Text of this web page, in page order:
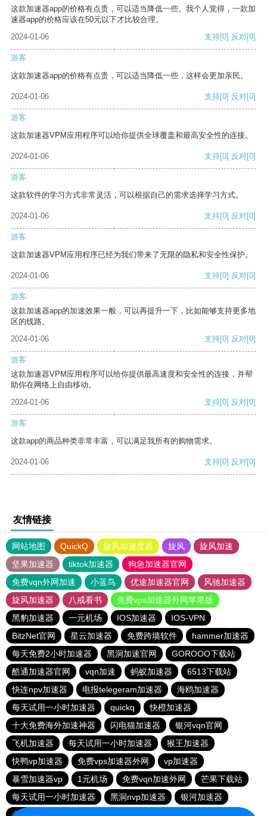
这款加速器app的价格有点贵，可以适当降低一些。我个人觉得，一款加
速器app的价格应该在50元以下才比较合理。
2024-01-06
支持[0] 反对[0]
游客
这款加速器app的价格有点贵，可以适当降低一些，这样会更加亲民。
2024-01-06 支持[0] 反对[0]
游客
这款加速器VPM应用程序可以给你提供全球覆盖和最高安全性的连接。
2024-01-06 支持[0] 反对[0]
游客
这款软件的学习方式非常灵活，可以根据自己的需求选择学习方式。
2024-01-06 支持[0] 反对[0]
游客
这款加速器VPM应用程序已经为我们带来了无限的隐私和安全性保护。
2024-01-06 支持[0] 反对[0]
游客
这款加速器app的加速效果一般，可以再提升一下，比如能够支持更多地
区的线路。
2024-01-06
支持[0] 反对[0]
游客
这款加速器VPM应用程序可以给你提供最高速度和安全性的连接，并帮
助你在网络上自由移动。
2024-01-06
支持[0] 反对[0]
游客
这款app的商品种类非常丰富，可以满足我所有的购物需求。
2024-01-06 支持[0] 反对[0]
友情链接
网站地图 QuickQ 旋风加速度器 旋风
旋风加速
坚果加速器
tiktok加速器
狗急加速器官网
免费vqn外网加速
小蓝鸟 优途加速器官网
风驰加速器
旋风加速器
八戒看书
免费vps加速器外网苹果版
黑豹加速器
一元机场 IOS加速器
IOS-VPN
BitzNet官网
星云加速器 免费跨墙软件
hammer加速器
每天免费2小时加速器
黑洞加速官网
GOROOO下载站
酷通加速器官网
vqn加速 蚂蚁加速器
6513下载站
快连npv加速器
电报telegeram加速器
海鸥加速器
每天试用一小时加速器
quickq
快橙加速器
十大免费海外加速神器
闪电猫加速器
银河vqn官网
飞机加速器
每天试用一小时加速器
猴王加速器
快鸭vp加速器
免费vps加速器外网
vp加速器
暴雪加速器vp
1元机场 免费vqn加速外网
芒果下载站
每天试用一小时加速器
黑洞nvp加速器
银河加速器